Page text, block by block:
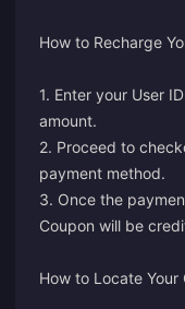
How to Recharge
1. Enter your User
amount.
2. Proceed to
payment method.
3. Once the
Coupon will be
How to Locate Your